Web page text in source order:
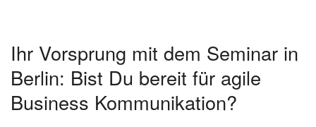
Ihr Vorsprung mit dem Seminar in
Berlin: Bist Du bereit für agile
Business Kommunikation?